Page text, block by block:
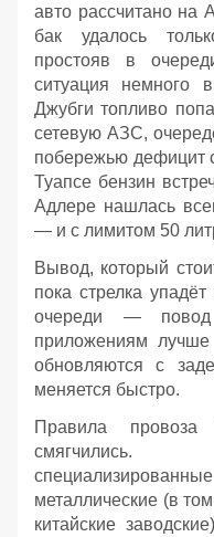
авто рассчитано на
бак удалось
простояв в
ситуация немного
Джубги топливо
сетевую АЗС,
побережью дефицит
Туапсе бензин
Адлере нашлась
— и с лимитом 50
Вывод, который
пока стрелка
очереди —
приложениям
обновляются с
меняется быстро.
Правила
смягчились.
металлические (в
китайские